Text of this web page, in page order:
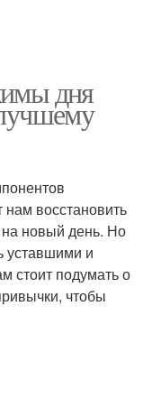
дня
восстановить
новый день. Но
уставшими и
стоит подумать о
чтобы